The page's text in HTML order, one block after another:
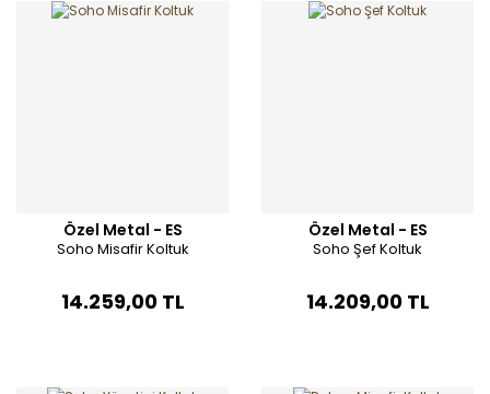
Özel Metal - ES
Soho Misafir Koltuk
14.259,00 TL
Özel Metal - ES
Soho Şef Koltuk
14.209,00 TL